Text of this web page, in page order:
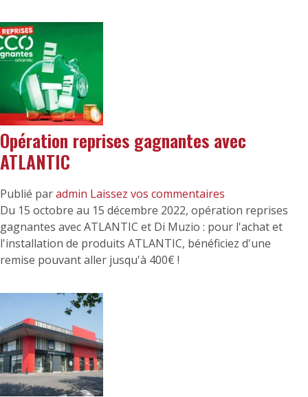
Opération reprises gagnantes avec
ATLANTIC
Publié paradmin Laissez vos commentaires
Du 15 octobre au 15 décembre 2022, opération reprises
gagnantes avec ATLANTIC et Di Muzio : pour l'achat et
l'installation de produits ATLANTIC, bénéficiez d'une
remise pouvant aller jusqu'à 400€ !